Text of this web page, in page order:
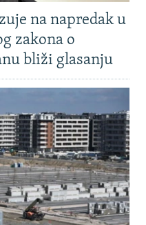
na napredak u
zakona o
bliži glasanju